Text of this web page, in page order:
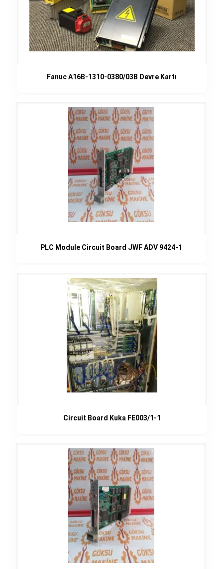
Fanuc A16B-1310-0380/03B Devre Kartı
PLC Module Circuit Board JWF ADV 9424-1
Circuit Board Kuka FE003/1-1